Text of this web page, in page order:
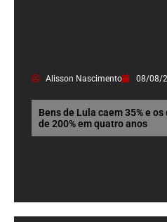
Alisson Nascimento 08/08/
Bens de Lula caem 35% e
de 200% em quatro anos